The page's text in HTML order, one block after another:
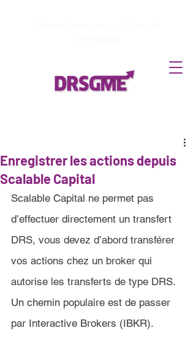
Enregistrer les actions depuis
Scalable Capital
Scalable Capital ne permet pas
d’effectuer directement un transfert
DRS, vous devez d’abord transférer
vos actions chez un broker qui
autorise les transferts de type DRS.
Un chemin populaire est de passer
par Interactive Brokers (IBKR).